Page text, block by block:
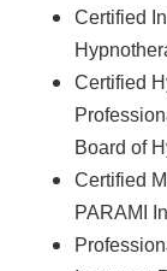
Certified
Certified
Board of
Certified
PARAMI